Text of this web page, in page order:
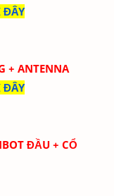
ĐÂY
+ ANTENNA
ĐÂY
ĐẦU + CỔ